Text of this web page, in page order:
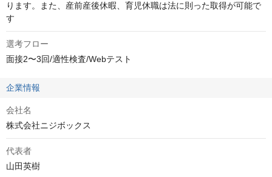
ります。また、産前産後休暇、育児休職は法に則った取得が可能で
す
選考フロー
面接2〜3回/適性検査/Webテスト
企業情報
会社名
株式会社ニジボックス
代表者
山田英樹